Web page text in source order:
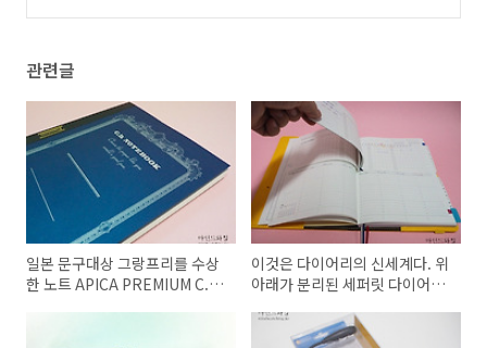
관련글
일본 문구대상 그랑프리를 수상
한 노트 APICA PREMIUM C.D.
이것은 다이어리의 신세계다. 위
아래가 분리된 세퍼릿 다이어리